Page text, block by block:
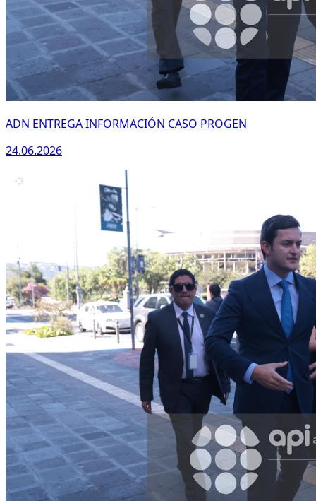
ADN ENTREGA INFORMACIÓN CASO PROGEN
24.06.2026